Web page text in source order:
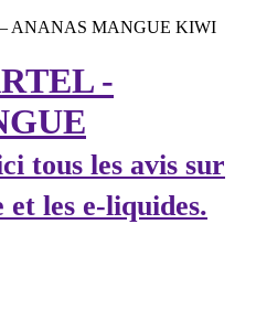
ANANAS MANGUE KIWI
-
tous les avis sur
les e-liquides.